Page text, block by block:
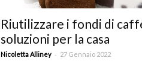
Riutilizzare i fondi di
soluzioni per la casa
Nicoletta Alliney - 27 Gennaio 2022